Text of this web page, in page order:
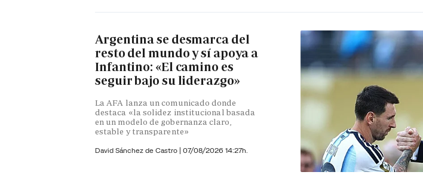
Argentina se desmarca del
resto del mundo y sí apoya a
Infantino: «El camino es
seguir bajo su liderazgo»
La AFA lanza un comunicado donde
destaca «la solidez institucional basada
en un modelo de gobernanza claro,
estable y transparente»
David Sánchez de Castro | 07/08/2026 14:27h.